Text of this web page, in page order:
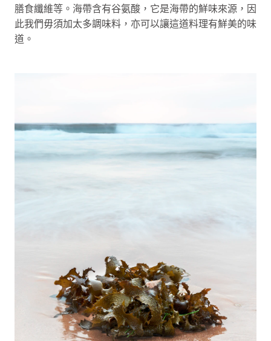
膳食纖維等。海帶含有谷氨酸，它是海帶的鮮味來源，因
此我們毋須加太多調味料，亦可以讓這道料理有鮮美的味
道。